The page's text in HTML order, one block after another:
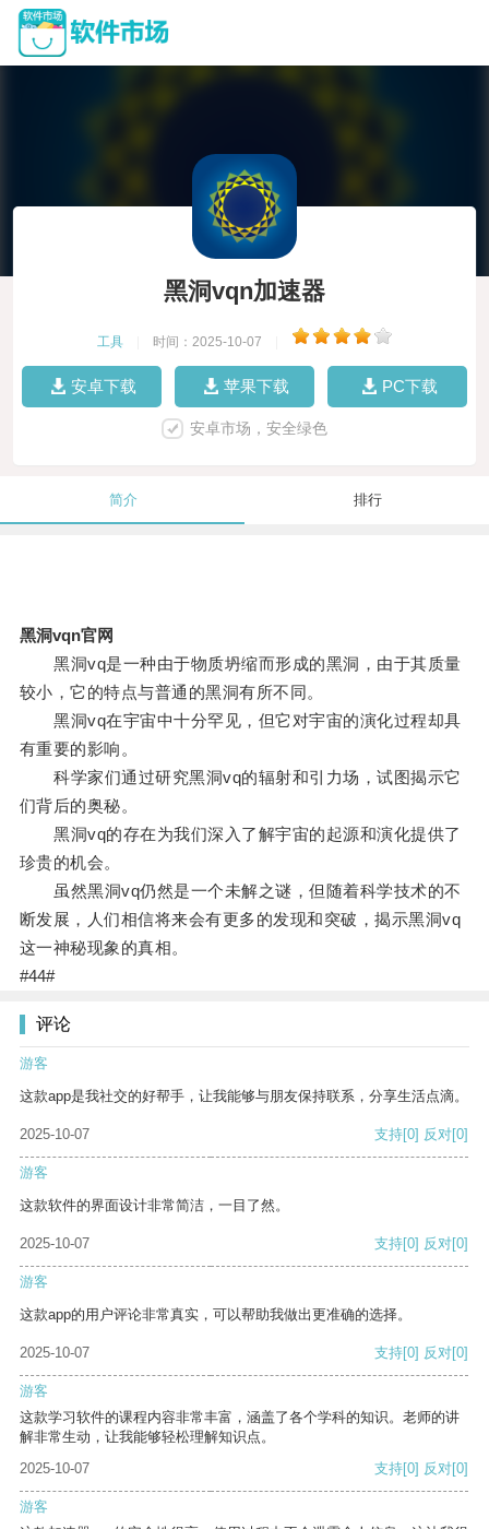
黑洞vqn加速器
工具 时间：2025-10-07
安卓下载 苹果下载 PC下载
安卓市场，安全绿色
简介 排行
黑洞vqn官网
黑洞vq是一种由于物质坍缩而形成的黑洞，由于其质量
较小，它的特点与普通的黑洞有所不同。
黑洞vq在宇宙中十分罕见，但它对宇宙的演化过程却具
有重要的影响。
科学家们通过研究黑洞vq的辐射和引力场，试图揭示它
们背后的奥秘。
黑洞vq的存在为我们深入了解宇宙的起源和演化提供了
珍贵的机会。
虽然黑洞vq仍然是一个未解之谜，但随着科学技术的不
断发展，人们相信将来会有更多的发现和突破，揭示黑洞vq
这一神秘现象的真相。
#44#
评论
游客
这款app是我社交的好帮手，让我能够与朋友保持联系，分享生活点滴。
2025-10-07 支持[0] 反对[0]
游客
这款软件的界面设计非常简洁，一目了然。
2025-10-07 支持[0] 反对[0]
游客
这款app的用户评论非常真实，可以帮助我做出更准确的选择。
2025-10-07 支持[0] 反对[0]
游客
这款学习软件的课程内容非常丰富，涵盖了各个学科的知识。老师的讲
解非常生动，让我能够轻松理解知识点。
2025-10-07
支持[0] 反对[0]
游客